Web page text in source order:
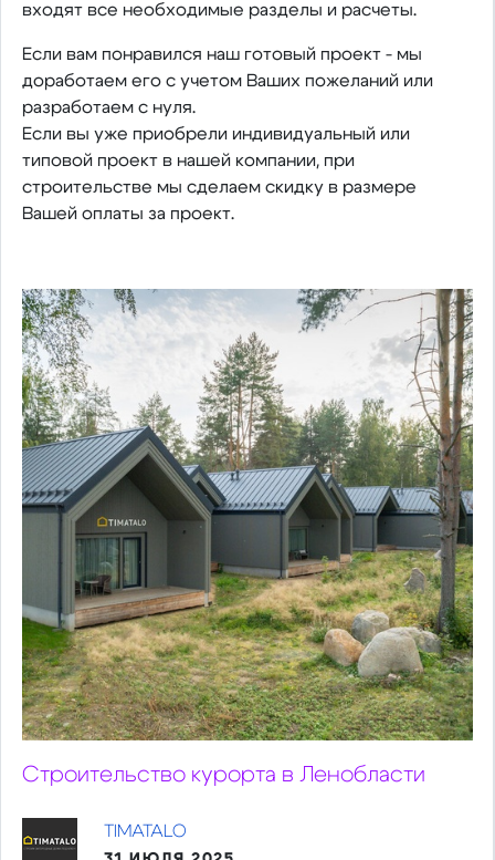
входят все необходимые разделы и расчеты.
Если вам понравился наш готовый проект - мы
доработаем его с учетом Ваших пожеланий или
разработаем с нуля.
Если вы уже приобрели индивидуальный или
типовой проект в нашей компании, при
строительстве мы сделаем скидку в размере
Вашей оплаты за проект.
Строительство курорта в Ленобласти
TIMATALO